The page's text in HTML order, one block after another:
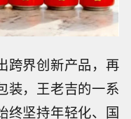
跨界创新产品，再
装，王老吉的一系
终坚持年轻化、国